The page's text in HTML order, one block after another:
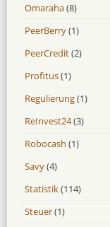
Omaraha(8)
PeerBerry(1)
PeerCredit(2)
Profitus(1)
Regulierung(1)
ReInvest24(3)
Robocash (1)
Savy(4)
Statistik(114)
Steuer(1)